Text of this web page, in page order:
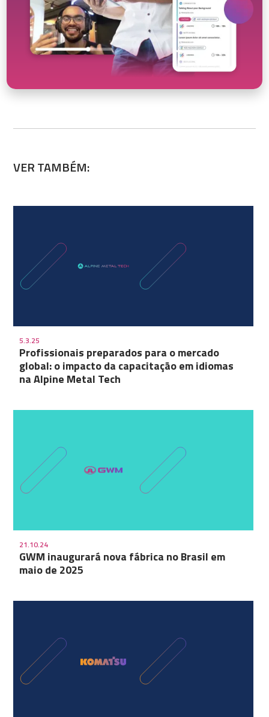
VER TAMBÉM:
5.3.25
Profissionais preparados para o mercado
global: o impacto da capacitação em idiomas
na Alpine Metal Tech
21.10.24
GWM inaugurará nova fábrica no Brasil em
maio de 2025